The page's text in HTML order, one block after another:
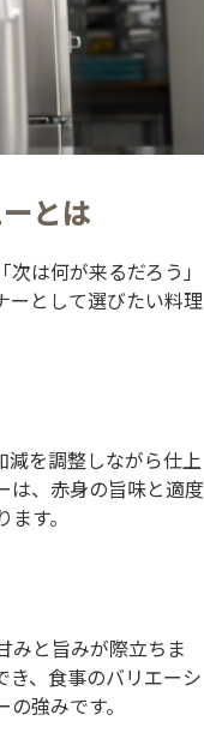
とは
は何が来るだろう」
ーとして選びたい料理
減を調整しながら仕上
は、赤身の旨味と適度
す。
みと旨みが際立ちま
き、食事のバリエーシ
強みです。